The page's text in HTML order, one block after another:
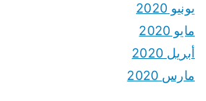
يونيو 2020
مايو 2020
أبريل 2020
مارس 2020